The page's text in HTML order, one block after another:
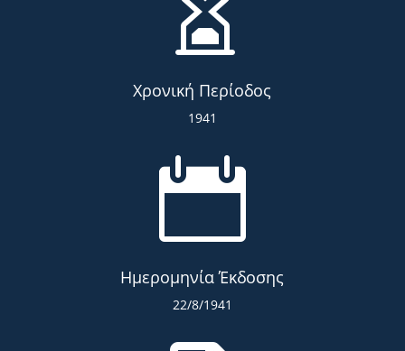
Χρονική Περίοδος
1941

Ημερομηνία Έκδοσης
22/8/1941